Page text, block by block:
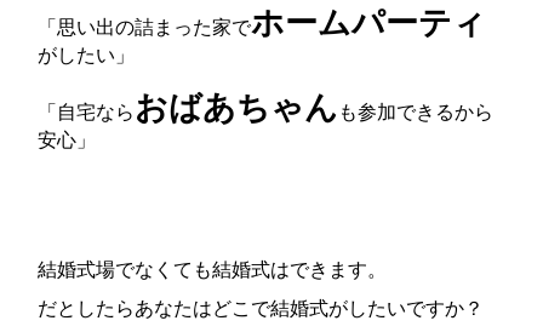
「思い出の詰まった家でホームパーティ
がしたい」
「自宅なら おばあちゃん も参加できるから
安心」
結婚式場でなくても結婚式はできます。
だとしたらあなたはどこで結婚式がしたいですか？